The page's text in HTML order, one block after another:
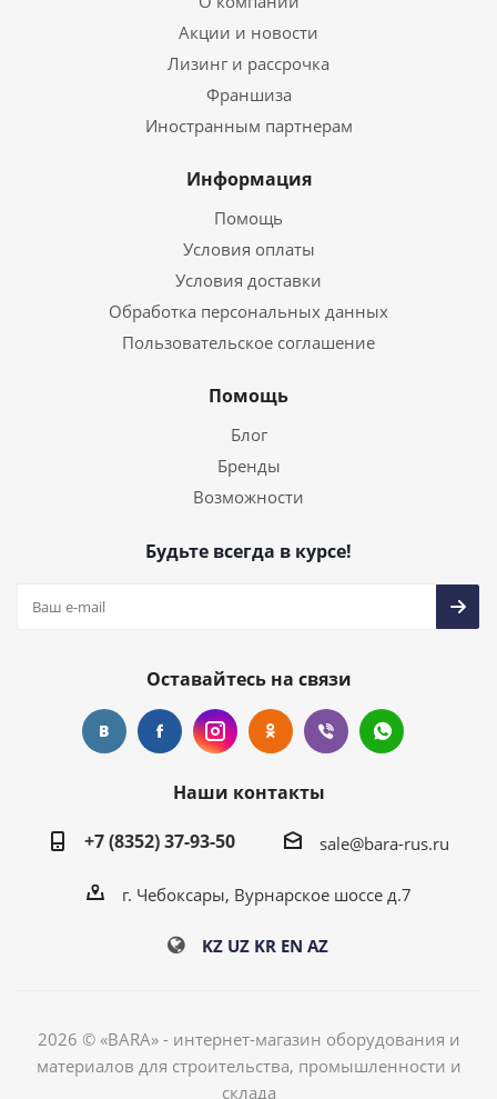
Акции и новости
Лизинг и рассрочка
Франшиза
Иностранным партнерам
Информация
Помощь
Условия оплаты
Условия доставки
Обработка персональных данных
Пользовательское соглашение
Помощь
Блог
Бренды
Возможности
Будьте всегда в курсе!
Оставайтесь на связи
Наши контакты
+7 (8352) 37-93-50
sale@bara-rus.ru
г. Чебоксары, Вурнарское шоссе д.7
KZ UZ KR EN AZ
2026 © «BARA» - интернет-магазин оборудования и
материалов для строительства, промышленности и
склада